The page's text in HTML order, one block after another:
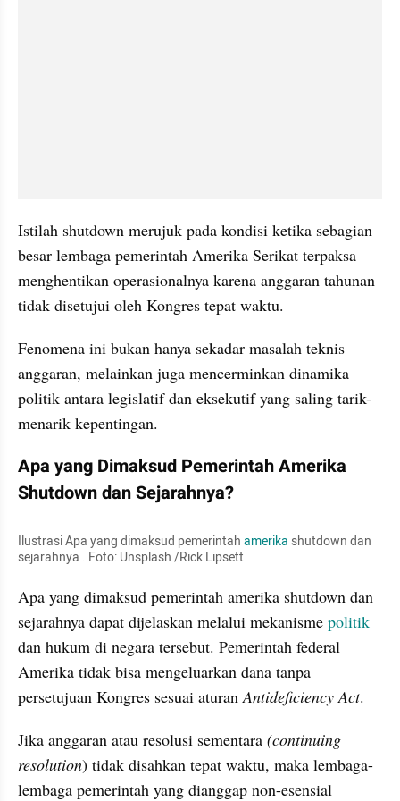
Istilah shutdown merujuk pada kondisi ketika sebagian
besar lembaga pemerintah Amerika Serikat terpaksa
menghentikan operasionalnya karena anggaran tahunan
tidak disetujui oleh Kongres tepat waktu.
Fenomena ini bukan hanya sekadar masalah teknis
anggaran, melainkan juga mencerminkan dinamika
politik antara legislatif dan eksekutif yang saling tarik-
menarik kepentingan.
Apa yang Dimaksud Pemerintah Amerika
Shutdown dan Sejarahnya?
Ilustrasi Apa yang dimaksud pemerintah amerika shutdown dan
sejarahnya . Foto: Unsplash /Rick Lipsett
Apa yang dimaksud pemerintah amerika shutdown dan
sejarahnya dapat dijelaskan melalui mekanisme
dan hukum di negara tersebut. Pemerintah federal
Amerika tidak bisa mengeluarkan dana tanpa
persetujuan Kongres sesuai aturan Antideficiency Act.
Jika anggaran atau resolusi sementara (continuing
resolution) tidak disahkan tepat waktu, maka lembaga-
lembaga pemerintah yang dianggap non-esensial